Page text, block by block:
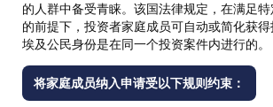
的人群中备受青睐。该国法律规定，在满足
的前提下，投资者家庭成员可自动或简化获
埃及公民身份是在同一个投资案件内进行的。
将家庭成员纳入申请受以下规则约束：